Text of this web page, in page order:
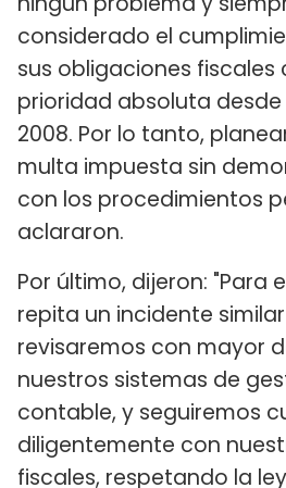
considerado el
sus obligaciones fiscales
prioridad absoluta
2008. Por lo tanto,
multa impuesta sin
con los procedimientos
aclararon.
Por último, dijeron: "Para
repita un incidente
revisaremos con mayor
nuestros sistemas de
contable, y seguiremos
diligentemente con
fiscales, respetando la